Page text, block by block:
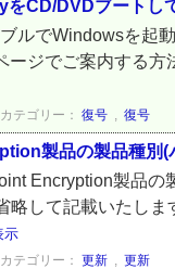
CD/DVDブートし
ルでWindowsを起
ージでご案内する
カテゴリー： 復号 , 復号
製品の製品種別(
Encryption製品
略して記載いたし
示
カテゴリー： 更新 , 更新